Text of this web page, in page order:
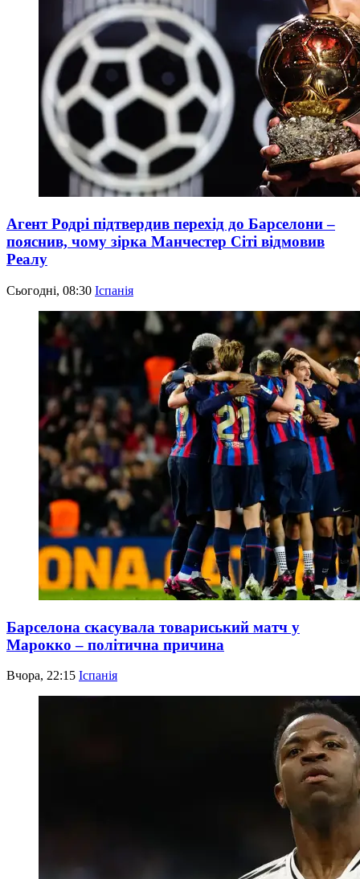
Агент Родрі підтвердив перехід до Барселони –
пояснив, чому зірка Манчестер Сіті відмовив
Реалу
Сьогодні, 08:30 Іспанія
Барселона скасувала товариський матч у
Марокко – політична причина
Вчора, 22:15 Іспанія